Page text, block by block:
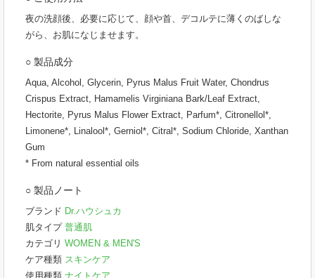
夜の洗顔後、必要に応じて、顔や首、デコルテに薄くのばしな
がら、お肌になじませます。
○ 製品成分
Aqua, Alcohol, Glycerin, Pyrus Malus Fruit Water, Chondrus
Crispus Extract, Hamamelis Virginiana Bark/Leaf Extract,
Hectorite, Pyrus Malus Flower Extract, Parfum*, Citronellol*,
Limonene*, Linalool*, Gerniol*, Citral*, Sodium Chloride, Xanthan
Gum
* From natural essential oils
○ 製品ノート
ブランド Dr.ハウシュカ
肌タイプ 普通肌
カテゴリ WOMEN & MEN'S
ケア種類 スキンケア
使用種類 ナイトケア